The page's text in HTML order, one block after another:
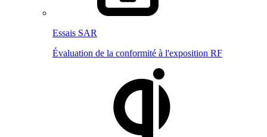
Essais SAR
Évaluation de la conformité à l'exposition RF